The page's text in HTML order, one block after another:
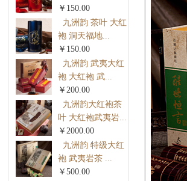
￥150.00
九洲韵 茶叶 大红
袍 洞天福地...
￥150.00
九洲韵 武夷大红
袍 大红袍 武...
￥200.00
九洲韵大红袍茶
叶 大红袍武夷岩...
￥2000.00
九洲韵 特级大红
袍 武夷岩茶 ...
￥500.00